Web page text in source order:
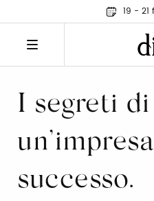
19 - 21
I segreti di
successo.